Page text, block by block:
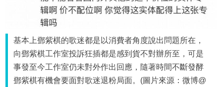
基本上鄧紫棋的歌迷都是以消費者角度說出問題所在，
向鄧紫棋工作室投訴狂插都是感到貨不對辦所至，可是
事發至今工作室仍未對外作出回應，隨著時間不斷發酵
鄧紫棋有機會要面對歌迷退粉局面。(圖片來源：微博@